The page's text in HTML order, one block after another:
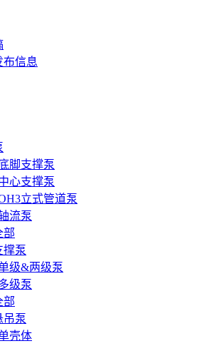
布信息
脚支撑泵
心支撑泵
立式管道泵
流泵
部
撑泵
级&两级泵
级泵
部
吊泵
壳体